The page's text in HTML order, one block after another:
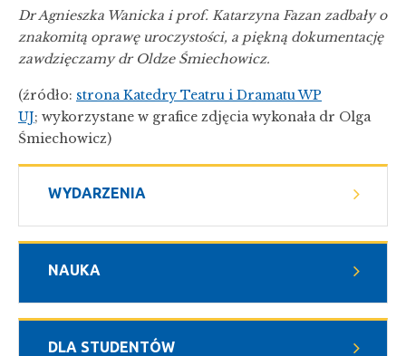
WYDARZENIA
NAUKA
DLA STUDENTÓW
Dr Agnieszka Wanicka i prof. Katarzyna Fazan zadbały o
znakomitą oprawę uroczystości, a piękną dokumentację
zawdzięczamy dr Oldze Śmiechowicz.
(źródło: strona Katedry Teatru i Dramatu WP
UJ; wykorzystane w grafice zdjęcia wykonała dr Olga
Śmiechowicz)